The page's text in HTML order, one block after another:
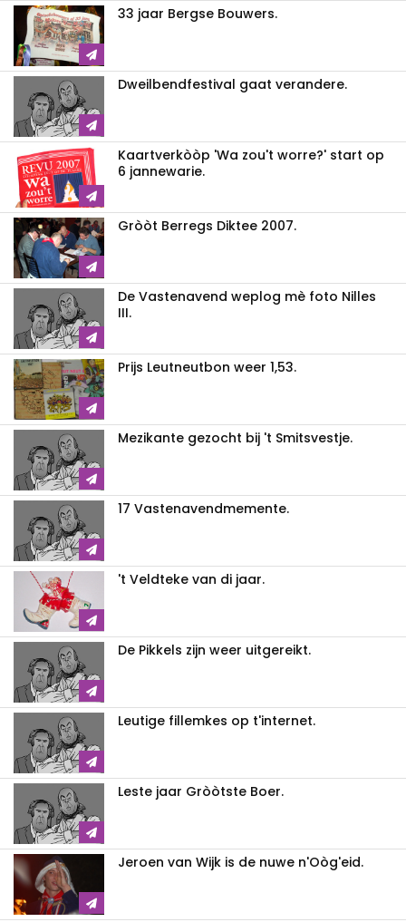
33 jaar Bergse Bouwers.
Dweilbendfestival gaat verandere.
Kaartverkòòp 'Wa zou't worre?' start op
6 jannewarie.
Gròòt Berregs Diktee 2007.
De Vastenavend weplog mè foto Nilles
III.
Prijs Leutneutbon weer 1,53.
Mezikante gezocht bij 't Smitsvestje.
17 Vastenavendmemente.
't Veldteke van di jaar.
De Pikkels zijn weer uitgereikt.
Leutige fillemkes op t'internet.
Leste jaar Gròòtste Boer.
Jeroen van Wijk is de nuwe n'Oòg'eid.